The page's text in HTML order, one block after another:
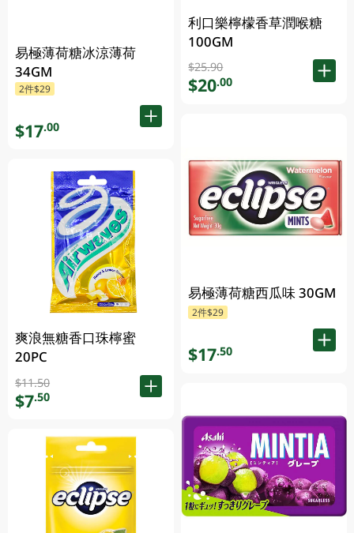
易極薄荷糖冰涼薄荷
34GM
2件$29
$17.00
爽浪無糖香口珠檸蜜
20PC
$11.50
$7.50
利口樂檸檬香草潤喉糖
100GM
$25.90
$20.00
易極薄荷糖西瓜味 30GM
2件$29
$17.50